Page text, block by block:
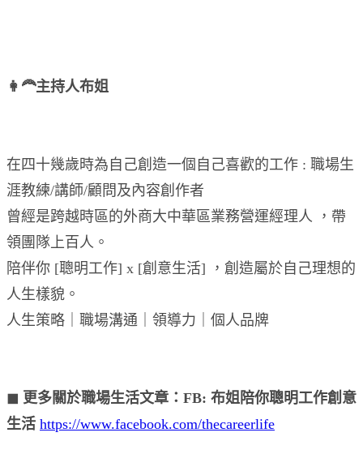
👩‍🦰主持人布姐
在四十幾歲時為自己創造一個自己喜歡的工作 : 職場生
涯教練/講師/顧問及內容創作者
曾經是跨越時區的外商大中華區業務營運經理人 ，帶
領團隊上百人。
陪伴你 [聰明工作] x [創意生活] ，創造屬於自己理想的
人生樣貌。
人生策略｜職場溝通｜領導力｜個人品牌
◼︎ 更多關於職場生活文章：FB: 布姐陪你聰明工作創意
生活 https://www.facebook.com/thecareerlife